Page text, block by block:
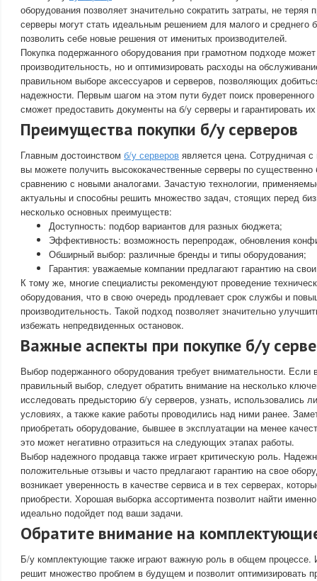
оборудования позволяет значительно сократить затраты, не теряя
серверы могут стать идеальным решением для малого и среднего
позволить себе новые решения от именитых производителей.
Покупка подержанного оборудования при грамотном подходе
производительность, но и оптимизировать расходы на
правильном выборе аксессуаров и серверов, позволяющих
надежности. Первым шагом на этом пути будет поиск
сможет предоставить документы на б/у серверы и гарантировать
Преимущества покупки б/у серверов
Главным достоинством б/у серверов является цена. Сотрудничая
вы можете получить высококачественные серверы по существенно
сравнению с новыми аналогами. Зачастую технологии,
актуальны и способны решить множество задач, стоящих перед
несколько основных преимуществ:
Доступность: подбор вариантов для разных бюджета;
Эффективность: возможность перепродаж, обновления
Обширный выбор: различные бренды и типы оборудования;
Гарантия: уважаемые компании предлагают гарантию на
К тому же, многие специалисты рекомендуют проведение
оборудования, что в свою очередь продлевает срок службы и
производительность. Такой подход позволяет значительно
избежать непредвиденных остановок.
Важные аспекты при покупке б/у
Выбор подержанного оборудования требует внимательности. Если
правильный выбор, следует обратить внимание на несколько
исследовать предысторию б/у серверов, узнать, использовались
условиях, а также какие работы проводились над ними ранее.
приобретать оборудование, бывшее в эксплуатации на менее
это может негативно отразиться на следующих этапах работы.
Выбор надежного продавца также играет критическую роль.
положительные отзывы и часто предлагают гарантию на свое
возникает уверенность в качестве сервиса и в тех серверах,
приобрести. Хорошая выборка ассортимента позволит найти
идеально подойдет под ваши задачи.
Обратите внимание на
Б/у комплектующие также играют важную роль в общем процессе.
решит множество проблем в будущем и позволит оптимизировать